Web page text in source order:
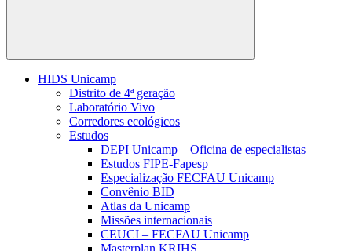
Buscar
HIDS Unicamp
Distrito de 4ª geração
Laboratório Vivo
Corredores ecológicos
Estudos
DEPI Unicamp – Oficina de especialistas
Estudos FIPE-Fapesp
Especialização FECFAU Unicamp
Convênio BID
Atlas da Unicamp
Missões internacionais
CEUCI – FECFAU Unicamp
Masterplan KRIHS